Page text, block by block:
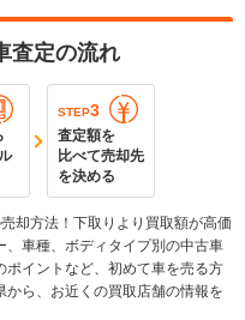
査定の流れ
STEP3
査定額を
比べて売却先
を決める
却方法！下取りより買取額が高価
、車種、ボディタイプ別の中古車
イントなど、初めて車を売る方
から、お近くの買取店舗の情報を